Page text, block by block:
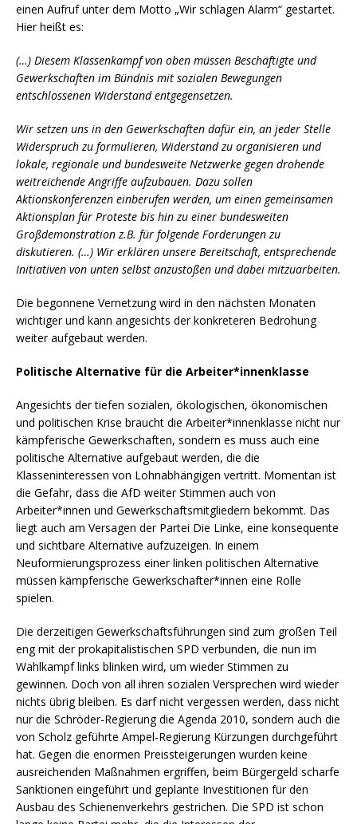
einen Aufruf unter dem Motto „Wir schlagen Alarm“ gestartet.
Hier heißt es:
(…) Diesem Klassenkampf von oben müssen Beschäftigte und
Gewerkschaften im Bündnis mit sozialen Bewegungen
entschlossenen Widerstand entgegensetzen.
Wir setzen uns in den Gewerkschaften dafür ein, an jeder Stelle
Widerspruch zu formulieren, Widerstand zu organisieren und
lokale, regionale und bundesweite Netzwerke gegen drohende
weitreichende Angriffe aufzubauen. Dazu sollen
Aktionskonferenzen einberufen werden, um einen gemeinsamen
Aktionsplan für Proteste bis hin zu einer bundesweiten
Großdemonstration z.B. für folgende Forderungen zu
diskutieren. (…) Wir erklären unsere Bereitschaft, entsprechende
Initiativen von unten selbst anzustoßen und dabei mitzuarbeiten.
Die begonnene Vernetzung wird in den nächsten Monaten
wichtiger und kann angesichts der konkreteren Bedrohung
weiter aufgebaut werden.
Politische Alternative für die Arbeiter*innenklasse
Angesichts der tiefen sozialen, ökologischen, ökonomischen
und politischen Krise braucht die Arbeiter*innenklasse nicht nur
kämpferische Gewerkschaften, sondern es muss auch eine
politische Alternative aufgebaut werden, die die
Klasseninteressen von Lohnabhängigen vertritt. Momentan ist
die Gefahr, dass die AfD weiter Stimmen auch von
Arbeiter*innen und Gewerkschaftsmitgliedern bekommt. Das
liegt auch am Versagen der Partei Die Linke, eine konsequente
und sichtbare Alternative aufzuzeigen. In einem
Neuformierungsprozess einer linken politischen Alternative
müssen kämpferische Gewerkschafter*innen eine Rolle
spielen.
Die derzeitigen Gewerkschaftsführungen sind zum großen Teil
eng mit der prokapitalistischen SPD verbunden, die nun im
Wahlkampf links blinken wird, um wieder Stimmen zu
gewinnen. Doch von all ihren sozialen Versprechen wird wieder
nichts übrig bleiben. Es darf nicht vergessen werden, dass nicht
nur die Schröder-Regierung die Agenda 2010, sondern auch die
von Scholz geführte Ampel-Regierung Kürzungen durchgeführt
hat. Gegen die enormen Preissteigerungen wurden keine
ausreichenden Maßnahmen ergriffen, beim Bürgergeld scharfe
Sanktionen eingeführt und geplante Investitionen für den
Ausbau des Schienenverkehrs gestrichen. Die SPD ist schon